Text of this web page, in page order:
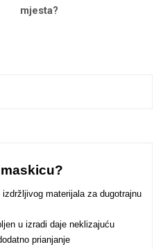
mjesta?
materijala za dugotrajnu
u izradi daje neklizajuću
prianjanje